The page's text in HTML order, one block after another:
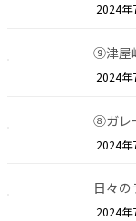
2024年
⑨津屋
2024年
⑧ガレ
2024年
日々の
2024年